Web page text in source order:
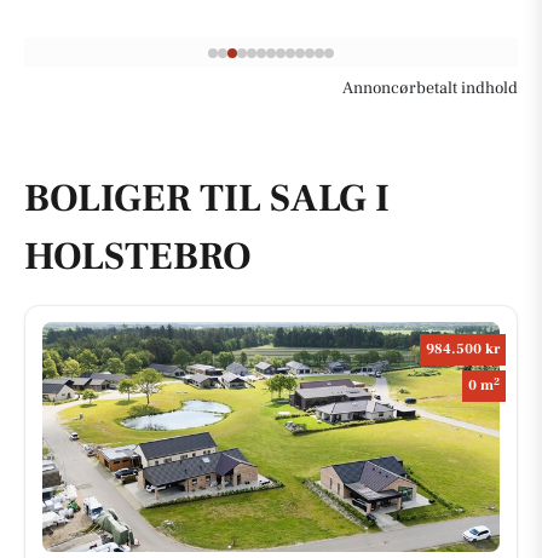
Annoncørbetalt indhold
BOLIGER TIL SALG I
HOLSTEBRO
984.500 kr
0 m2